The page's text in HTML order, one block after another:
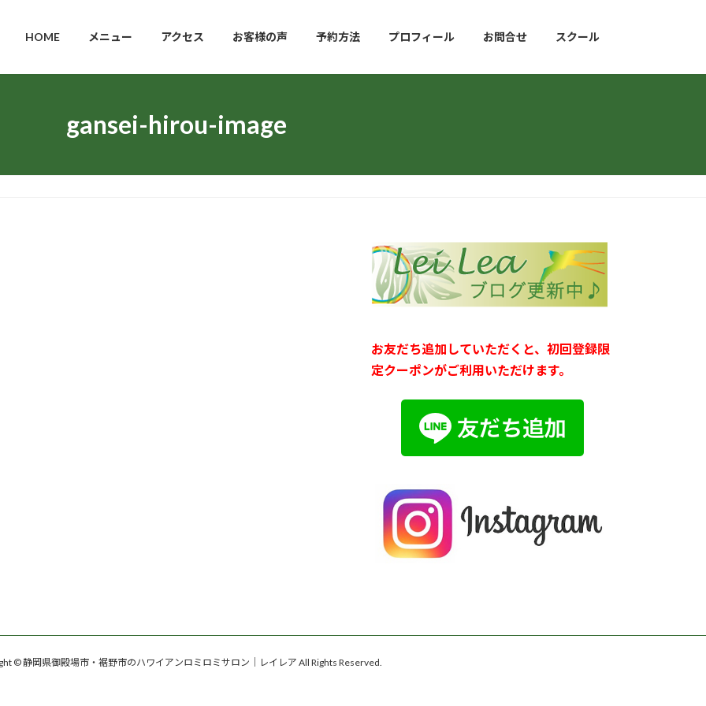
HOME メニュー アクセス お客様の声 予約方法 プロフィール お問合せ スクール
gansei-hirou-image
お友だち追加していただくと、初回登録限
定クーポンがご利用いただけます。
© 静岡県御殿場市・裾野市のハワイアンロミロミサロン｜レイレア All Rights Reserved.